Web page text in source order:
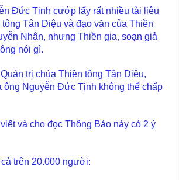
Đức Tịnh cướp lấy rất nhiều tài liệu
Tân Diệu và đạo văn của Thiền
Nhân, nhưng Thiền gia, soạn giả
nói gì.
trị chùa Thiền tông Tân Diệu,
ông Nguyễn Đức Tịnh không thể chấp
và cho đọc Thông Báo này có 2 ý
trên 20.000 người: